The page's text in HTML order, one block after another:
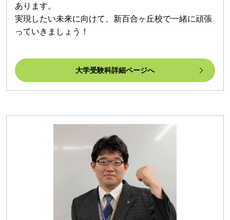
あります。
実現したい未来に向けて、新百合ヶ丘校で一緒に頑張
っていきましょう！
大学受験科詳細ページへ